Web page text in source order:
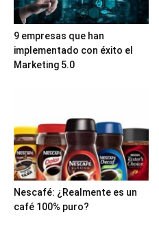
9 empresas que han
implementado con éxito el
Marketing 5.0
Nescafé: ¿Realmente es un
café 100% puro?